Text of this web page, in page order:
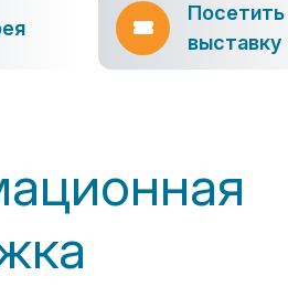
Посетить
выставку